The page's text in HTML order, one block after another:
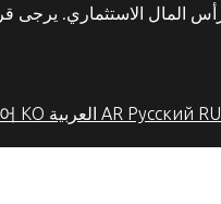
KO العربية AR Русский RU